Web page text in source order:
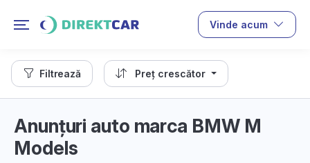
Vinde acum
Filtrează Preț crescător
Anunțuri auto marca BMW M
Models